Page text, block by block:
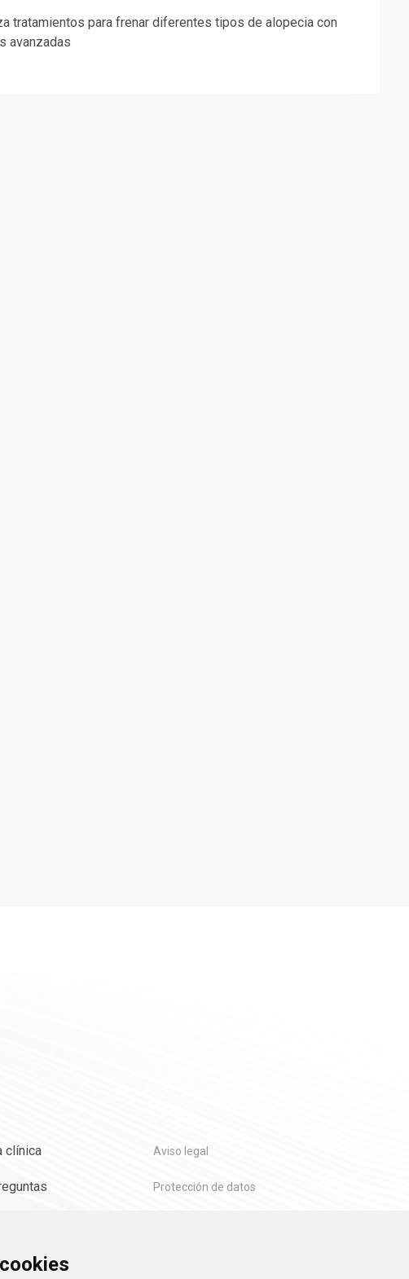
tratamientos para frenar diferentes tipos de alopecia con
avanzadas
clínica Aviso legal
Protección de datos